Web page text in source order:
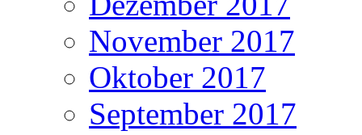
November 2017
Oktober 2017
September 2017